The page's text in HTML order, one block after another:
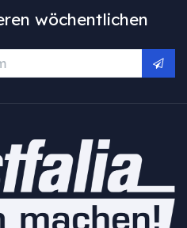
wöchentlichen